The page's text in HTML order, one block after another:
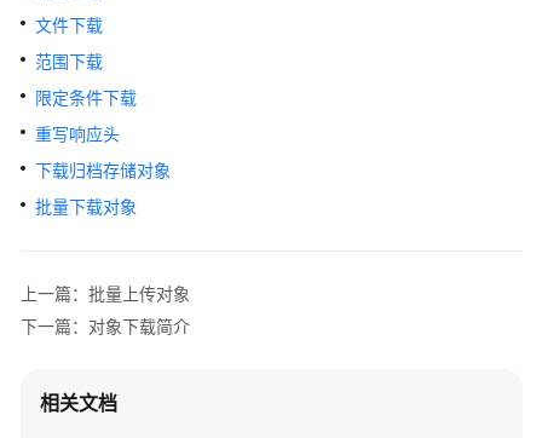
告
产
品
介
绍
计
明
快
入
文件下载
范围下载
限定条件下载
重写响应头
下载归档存储对象
批量下载对象
上一篇：批量上传对象
下一篇：对象下载简介
相关文档